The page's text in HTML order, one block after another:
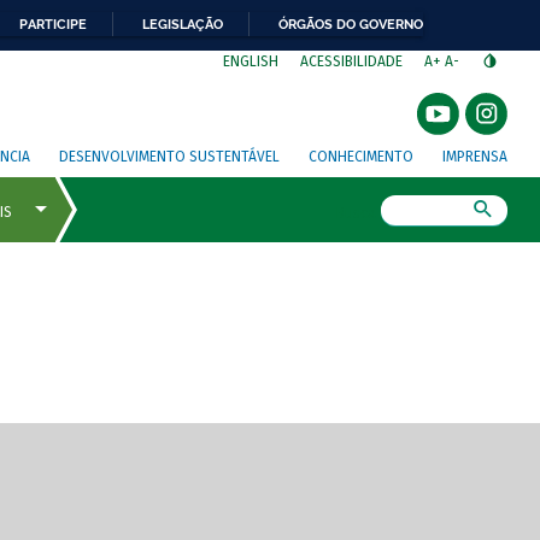
PARTICIPE LEGISLAÇÃO ÓRGÃOS DO GOVERNO
ENGLISH ACESSIBILIDADE A+ A-
DESENVOLVIMENTO SUSTENTÁVEL CONHECIMENTO IMPRENSA
de tela